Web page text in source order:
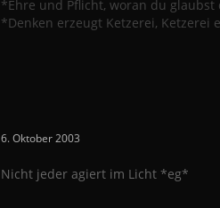
*Ehre und Pflicht, woran du
*Denken erzeugt Ketzerei,
6. Oktober 2003
Nicht jeder agiert im Licht *eg*